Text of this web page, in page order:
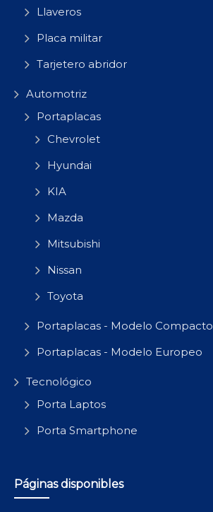
Llaveros
Placa militar
Tarjetero abridor
Automotriz
Portaplacas
Chevrolet
Hyundai
KIA
Mazda
Mitsubishi
Nissan
Toyota
Portaplacas - Modelo Compacto
Portaplacas - Modelo Europeo
Tecnológico
Porta Laptos
Porta Smartphone
Páginas disponibles